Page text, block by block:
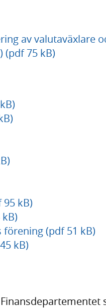
av valutaväxlare
75 kB)
kB)
(pdf 51 kB)
kB)